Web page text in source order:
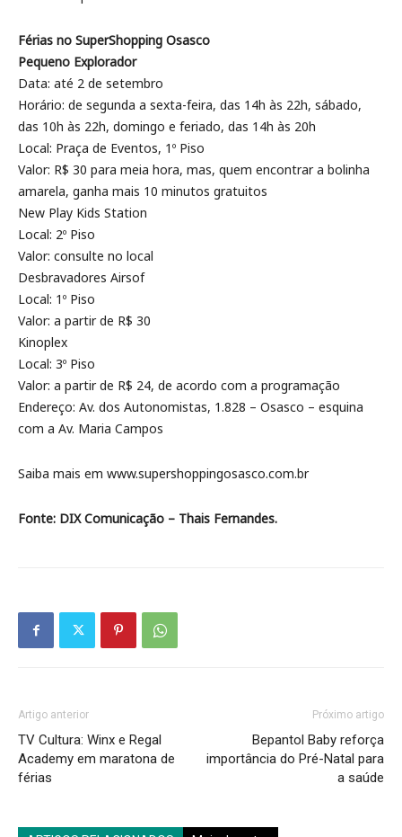
Férias no SuperShopping Osasco
Pequeno Explorador
Data: até 2 de setembro
Horário: de segunda a sexta-feira, das 14h às 22h, sábado,
das 10h às 22h, domingo e feriado, das 14h às 20h
Local: Praça de Eventos, 1º Piso
Valor: R$ 30 para meia hora, mas, quem encontrar a bolinha
amarela, ganha mais 10 minutos gratuitos
New Play Kids Station
Local: 2º Piso
Valor: consulte no local
Desbravadores Airsof
Local: 1º Piso
Valor: a partir de R$ 30
Kinoplex
Local: 3º Piso
Valor: a partir de R$ 24, de acordo com a programação
Endereço: Av. dos Autonomistas, 1.828 – Osasco – esquina
com a Av. Maria Campos
Saiba mais em www.supershoppingosasco.com.br
Fonte: DIX Comunicação – Thais Fernandes.
Artigo anterior
TV Cultura: Winx e Regal
Academy em maratona de
férias
Próximo artigo
Bepantol Baby reforça
importância do Pré-Natal para
a saúde